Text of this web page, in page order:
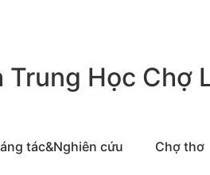
Học Chợ
tác&Nghiên cứu Chợ thơ